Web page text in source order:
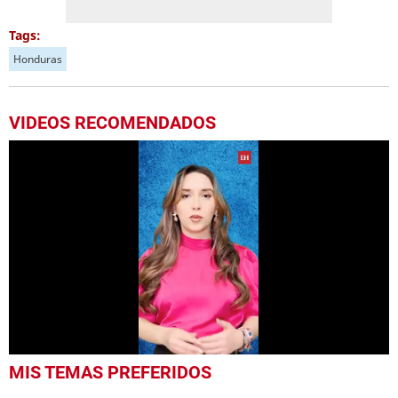
Tags:
Honduras
VIDEOS RECOMENDADOS
seconds
MIS TEMAS PREFERIDOS